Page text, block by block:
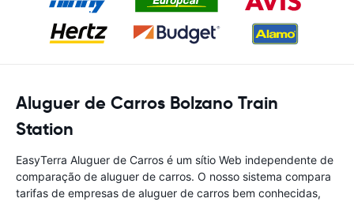
Aluguer de Carros Bolzano Train
Station
EasyTerra Aluguer de Carros é um sítio Web independente de
comparação de aluguer de carros. O nosso sistema compara
tarifas de empresas de aluguer de carros bem conhecidas,